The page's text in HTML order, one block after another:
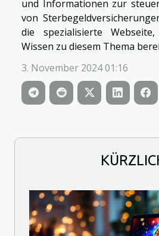
und Informationen zur
von
die spezialisierte
Wissen zu diesem Thema
3. November 2024 01:16